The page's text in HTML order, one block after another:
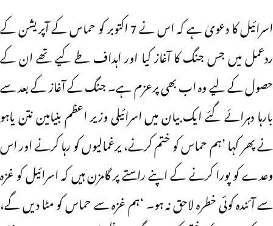
اسرائیل کا دعویٰ ہے کہ اس نے 7 اکتوبر کو حماس کے آپریشن کے
ردعمل میں جس جنگ کا آغاز کیا اور اہداف طے کیے تھے ان کے
حصول کے لیے وہ اب بھی پرعزم ہے۔ جنگ کے آغاز کے بعد سے
بارہا دہرائے گئے ایک بیان میں اسرائیلی وزیر اعظم بنیامین نتن یاہو
نے پھر کہا ’ہم حماس کو ختم کرنے، یرغمالیوں کو رہا کرنے اور اس
وعدے کو پورا کرنے کے اپنے راستے پر گامزن ہیں کہ اسرائیل کو غزہ
سے آئندہ کوئی خطرہ لاحق نہ ہو۔ ‘ہم غزہ سے حماس کو مٹا دیں گے،